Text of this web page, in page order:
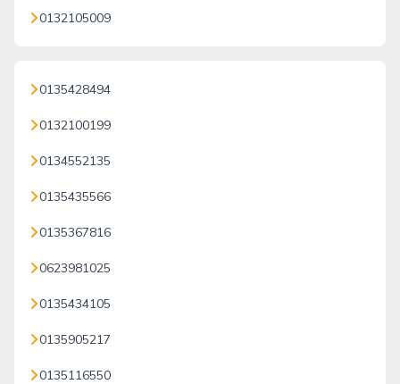
0132105009
0135428494
0132100199
0134552135
0135435566
0135367816
0623981025
0135434105
0135905217
0135116550